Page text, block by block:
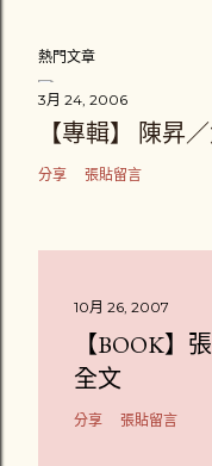
熱門文章
3月 24, 2006
【專輯】 陳昇
分享 張貼留言
10月 26, 2007
【BOOK】
全文
分享 張貼留言